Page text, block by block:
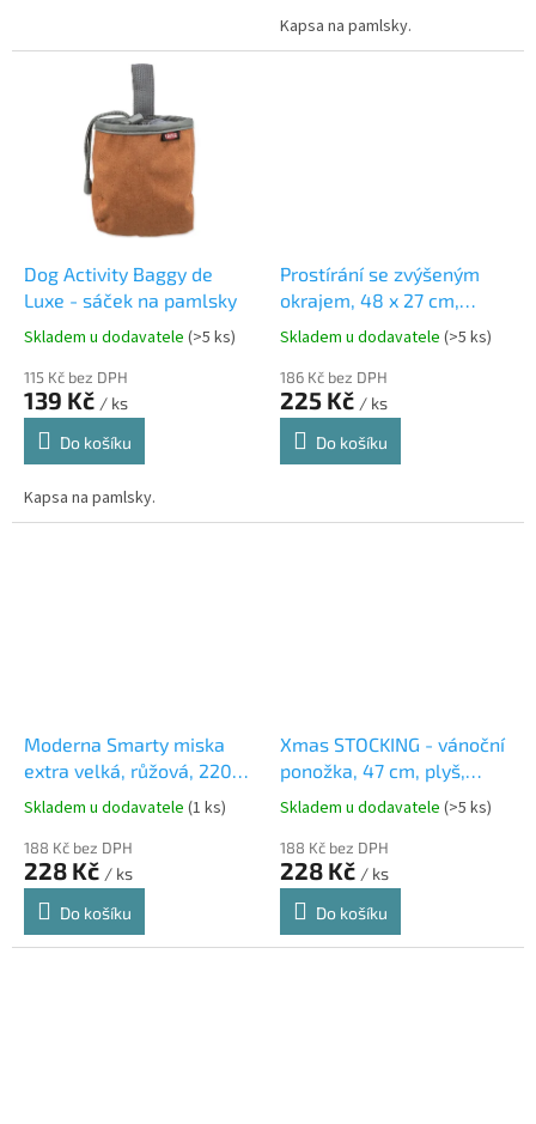
Kapsa na pamlsky.
Dog Activity Baggy de
Luxe - sáček na pamlsky
Skladem u dodavatele (>5 ks)
115 Kč bez DPH
139 Kč / ks
Do košíku
Kapsa na pamlsky.
Prostírání se zvýšeným
okrajem, 48 x 27 cm,
silikon
Skladem u dodavatele (>5 ks)
186 Kč bez DPH
225 Kč / ks
Do košíku
Moderna Smarty miska
extra velká, růžová, 2200
ml
Skladem u dodavatele (1 ks)
188 Kč bez DPH
228 Kč / ks
Do košíku
Xmas STOCKING - vánoční
ponožka, 47 cm, plyš,
červená/bílá
Skladem u dodavatele (>5 ks)
188 Kč bez DPH
228 Kč / ks
Do košíku